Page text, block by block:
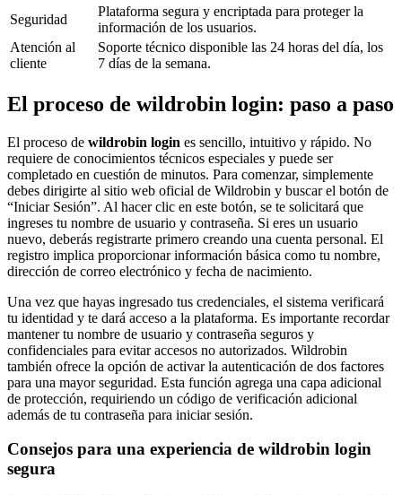
Seguridad
Plataforma segura y encriptada para proteger la
información de los usuarios.
Atención al
cliente
Soporte técnico disponible las 24 horas del día, los
7 días de la semana.
El proceso de wildrobin login: paso a paso
El proceso de wildrobin login es sencillo, intuitivo y rápido. No
requiere de conocimientos técnicos especiales y puede ser
completado en cuestión de minutos. Para comenzar, simplemente
debes dirigirte al sitio web oficial de Wildrobin y buscar el botón de
“Iniciar Sesión”. Al hacer clic en este botón, se te solicitará que
ingreses tu nombre de usuario y contraseña. Si eres un usuario
nuevo, deberás registrarte primero creando una cuenta personal. El
registro implica proporcionar información básica como tu nombre,
dirección de correo electrónico y fecha de nacimiento.
Una vez que hayas ingresado tus credenciales, el sistema verificará
tu identidad y te dará acceso a la plataforma. Es importante recordar
mantener tu nombre de usuario y contraseña seguros y
confidenciales para evitar accesos no autorizados. Wildrobin
también ofrece la opción de activar la autenticación de dos factores
para una mayor seguridad. Esta función agrega una capa adicional
de protección, requiriendo un código de verificación adicional
además de tu contraseña para iniciar sesión.
Consejos para una experiencia de wildrobin login
segura